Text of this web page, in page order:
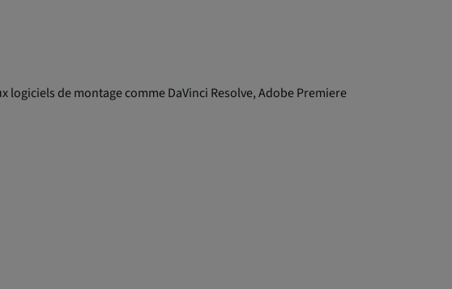
de montage comme DaVinci Resolve, Adobe Premiere